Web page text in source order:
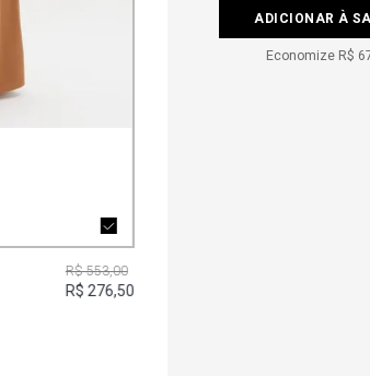
R$ 553,00
R$ 276,50
ADICIONAR À
Economize R$